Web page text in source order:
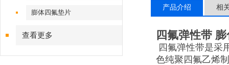
膨体四氟垫片
查看更多
产品介绍 相
四氟弹性带
四氟弹性带是采
色纯聚四氟乙烯